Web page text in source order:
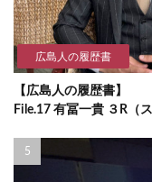
広島人の履歴書
【広島人の履歴書】
File.17 有冨一貴 ３R（